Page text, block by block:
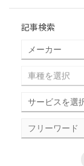
記事検索